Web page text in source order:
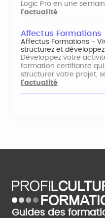
Logic Pro en une
l'actualité
Affectus Formations
Affectus Formations -
structurez et
Développez votre
formation certifiante
structurer votre projet,
l'actualité
Guides des